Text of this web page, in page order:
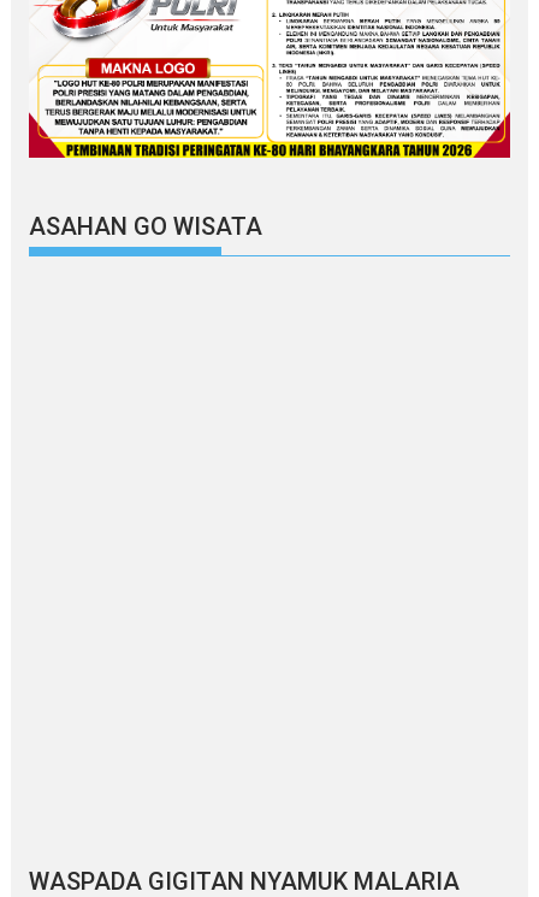
ASAHAN GO WISATA
WASPADA GIGITAN NYAMUK MALARIA